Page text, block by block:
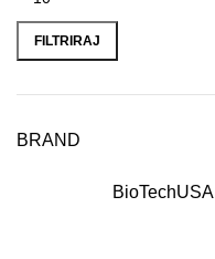
FILTRIRAJ
BRAND
BioTechUSA